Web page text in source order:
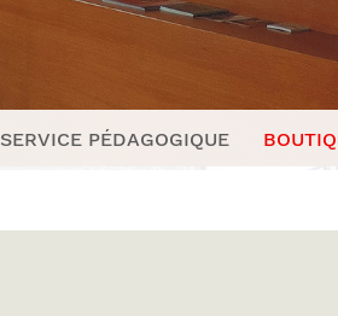
SERVICE PÉDAGOGIQUE